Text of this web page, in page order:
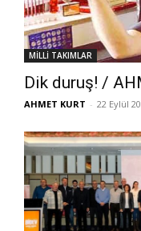
MİLLİ TAKIMLAR
Dik duruş! /
AHMET KURT - 22 Eylül